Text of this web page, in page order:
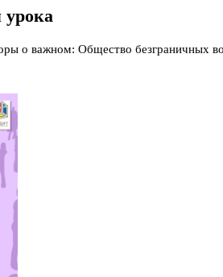
о важном: Общество безграничных